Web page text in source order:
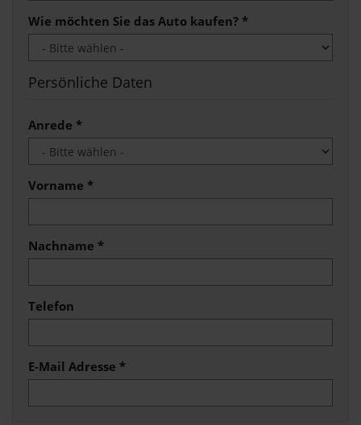
Wie möchten Sie das Auto kaufen? *
Persönliche Daten
Anrede *
Vorname *
Nachname *
Telefon
E-Mail Adresse *